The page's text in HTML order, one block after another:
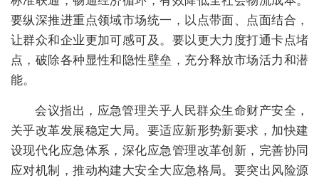
要纵深推进重点领域市场统一，以点带面、点面结合，
让群众和企业更加可感可及。要以更大力度打通卡点堵
点，破除各种显性和隐性壁垒，充分释放市场活力和潜
能。
会议指出，应急管理关乎人民群众生命财产安全，
关乎改革发展稳定大局。要适应新形势新要求，加快建
设现代化应急体系，深化应急管理改革创新，完善协同
应对机制，推动构建大安全大应急格局。要突出风险源